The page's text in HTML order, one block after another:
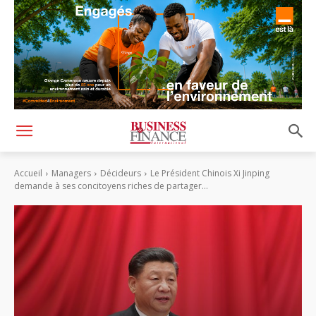
Accueil Managers Décideurs
Le Président Chinois Xi Jinping
demande à ses concitoyens riches de partager...